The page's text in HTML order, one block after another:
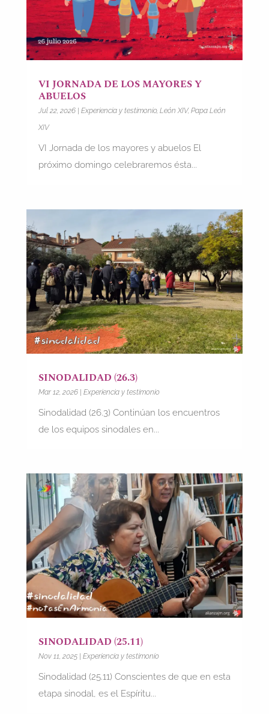
VI JORNADA DE LOS MAYORES Y
ABUELOS
Jul 22, 2026| Experiencia y testimonio, León XIV, Papa León
XIV
VI Jornada de los mayores y abuelos El
próximo domingo celebraremos ésta...
SINODALIDAD (26.3)
Mar 12, 2026| Experiencia y testimonio
Sinodalidad (26.3) Continúan los encuentros
de los equipos sinodales en...
SINODALIDAD (25.11)
Nov 11, 2025| Experiencia y testimonio
Sinodalidad (25.11) Conscientes de que en esta
etapa sinodal, es el Espíritu...